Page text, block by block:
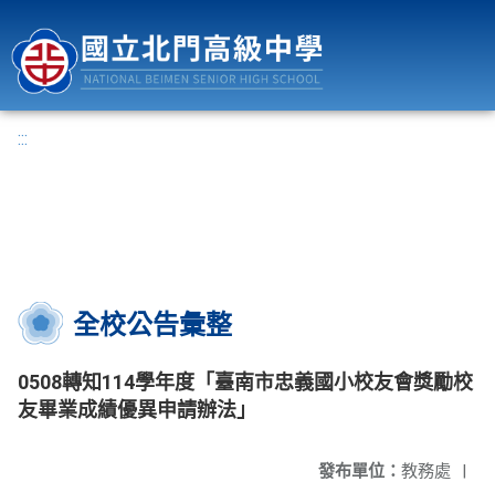
:::
全校公告彙整
0508轉知114學年度「臺南市忠義國小校友會獎勵校
友畢業成績優異申請辦法」
發布單位： 教務處 |